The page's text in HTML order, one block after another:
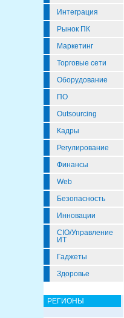
Интеграция
Рынок ПК
Маркетинг
Торговые сети
Оборудование
ПО
Outsourcing
Кадры
Регулирование
Финансы
Web
Безопасность
Инновации
CIO/Управление
ИТ
Гаджеты
Здоровье
РЕГИОНЫ